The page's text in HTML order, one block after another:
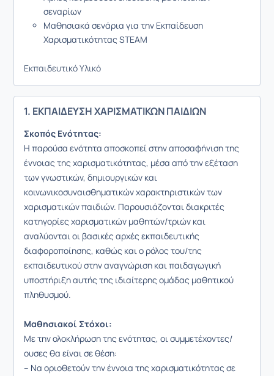
σεναρίων
Μαθησιακά σενάρια για την Εκπαίδευση
Χαρισματικότητας STEAM
Εκπαιδευτικό Υλικό
1. ΕΚΠΑΙΔΕΥΣΗ ΧΑΡΙΣΜΑΤΙΚΩΝ ΠΑΙΔΙΩΝ
Σκοπός Ενότητας:
Η παρούσα ενότητα αποσκοπεί στην αποσαφήνιση της
έννοιας της χαρισματικότητας, μέσα από την εξέταση
των γνωστικών, δημιουργικών και
κοινωνικοσυναισθηματικών χαρακτηριστικών των
χαρισματικών παιδιών. Παρουσιάζονται διακριτές
κατηγορίες χαρισματικών μαθητών/τριών και
αναλύονται οι βασικές αρχές εκπαιδευτικής
διαφοροποίησης, καθώς και ο ρόλος του/της
εκπαιδευτικού στην αναγνώριση και παιδαγωγική
υποστήριξη αυτής της ιδιαίτερης ομάδας μαθητικού
πληθυσμού.
Μαθησιακοί Στόχοι:
Με την ολοκλήρωση της ενότητας, οι συμμετέχοντες/
ουσες θα είναι σε θέση:
– Να οριοθετούν την έννοια της χαρισματικότητας σε